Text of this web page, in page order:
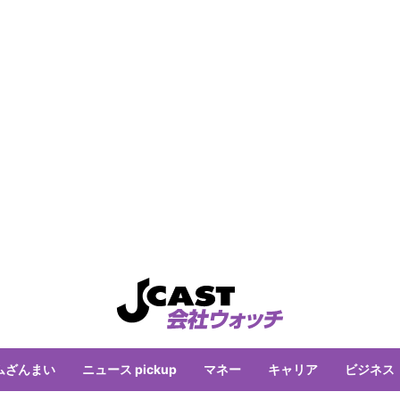
ざんまい ニュース pickup マネー キャリア ビジネス